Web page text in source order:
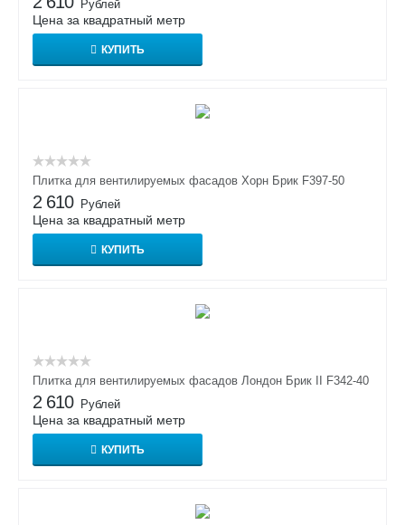
Рублей
Цена за квадратный метр
КУПИТЬ
Плитка для вентилируемых фасадов Хорн Брик F397-50
2 610 Рублей
Цена за квадратный метр
КУПИТЬ
Плитка для вентилируемых фасадов Лондон Брик II F342-40
2 610 Рублей
Цена за квадратный метр
КУПИТЬ